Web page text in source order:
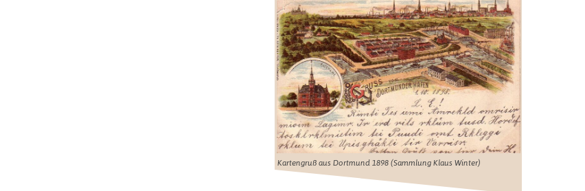
Kartengruß aus Dortmund 1898 (Sammlung Klaus Winter)